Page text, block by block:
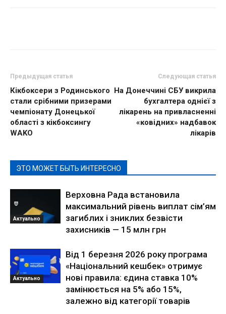
Предыдущая статья
Кікбоксери з Родинського
стали срібними призерами
чемпіонату Донецької
області з кікбоксингу
WAKO
Следующая статья
На Донеччині СБУ викрила
бухгалтера однієї з
лікарень на привласненні
«ковідних» надбавок
лікарів
ЭТО МОЖЕТ БЫТЬ ИНТЕРЕСНО
Актуально
Верховна Рада встановила
максимальний рівень виплат сім’ям
загиблих і зниклих безвісти
захисників — 15 млн грн
Актуально
Від 1 березня 2026 року програма
«Національний кешбек» отримує
нові правила: єдина ставка 10%
замінюється на 5% або 15%,
залежно від категорії товарів